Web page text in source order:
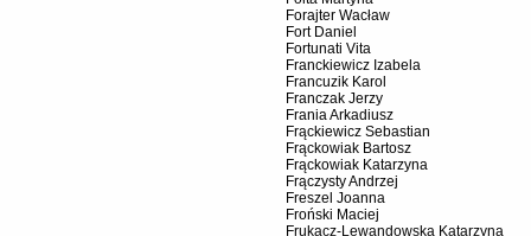
Forajter Wacław
Fort Daniel
Fortunati Vita
Franckiewicz Izabela
Francuzik Karol
Franczak Jerzy
Frania Arkadiusz
Frąckiewicz Sebastian
Frąckowiak Bartosz
Frąckowiak Katarzyna
Frączysty Andrzej
Freszel Joanna
Froński Maciej
Frukacz-Lewandowska Katarzyna